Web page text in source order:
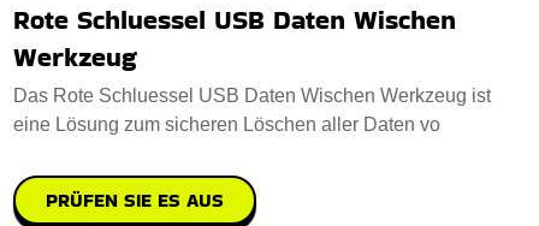
Rote Schluessel USB Daten Wischen
Werkzeug
Das Rote Schluessel USB Daten Wischen Werkzeug ist
eine Lösung zum sicheren Löschen aller Daten vo
PRÜFEN SIE ES AUS